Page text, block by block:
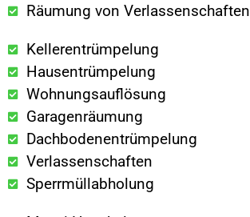
Räumung von Verlassenschaften
Kellerentrümpelung
Hausentrümpelung
Wohnungsauflösung
Garagenräumung
Dachbodenentrümpelung
Verlassenschaften
Sperrmüllabholung